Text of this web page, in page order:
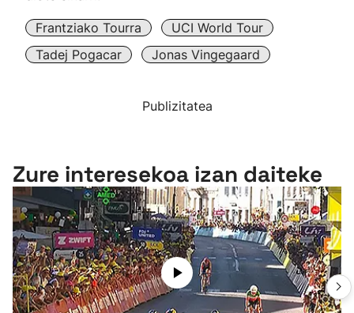
Frantziako Tourra
UCI World Tour
Tadej Pogacar
Jonas Vingegaard
Publizitatea
Zure interesekoa izan daiteke